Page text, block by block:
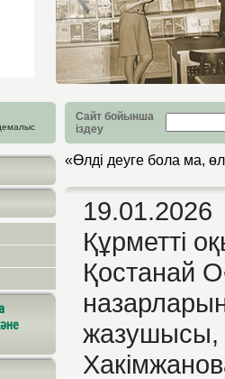
Сайт бойынша
іздеу
«Өлді деуге бола ма,
19.01.2026
Құрметті
Қостанай